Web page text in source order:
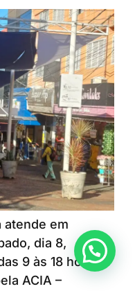
atende em
dia 8,
9 às 18 horas.
ACIA –
matéria